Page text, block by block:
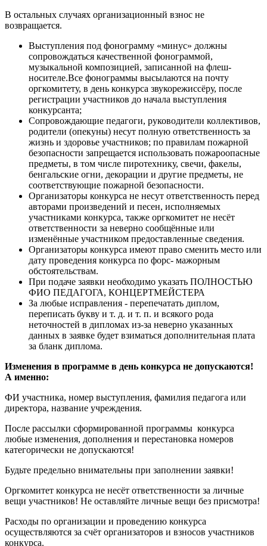
В остальных случаях организационный взнос не
возвращается.
Выступления под фонограмму «минус» должны
сопровождаться качественной фонограммой,
музыкальной композицией, записанной на флеш-
носителе.Все фонограммы высылаются на почту
оргкомитету, в день конкурса звукорежиссёру, после
регистрации участников до начала выступления
конкурсанта;
Сопровождающие педагоги, руководители коллективов,
родители (опекуны) несут полную ответственность за
жизнь и здоровье участников; по правилам пожарной
безопасности запрещается использовать пожароопасные
предметы, в том числе пиротехнику, свечи, факелы,
бенгальские огни, декорации и другие предметы, не
соответствующие пожарной безопасности.
Организаторы конкурса не несут ответственность перед
авторами произведений и песен, исполняемых
участниками конкурса, также оргкомитет не несёт
ответственности за неверно сообщённые или
изменённые участником предоставленные сведения.
Организаторы конкурса имеют право сменить место или
дату проведения конкурса по форс- мажорным
обстоятельствам.
При подаче заявки необходимо указать ПОЛНОСТЬЮ
ФИО ПЕДАГОГА, КОНЦЕРТМЕЙСТЕРА
За любые исправления - перепечатать диплом,
переписать букву и т. д. и т. п. и всякого рода
неточностей в дипломах из-за неверно указанных
данных в заявке будет взиматься дополнительная плата
за бланк диплома.
Изменения в программе в день конкурса не допускаются!
А именно:
ФИ участника, номер выступления, фамилия педагога или
директора, название учреждения.
После рассылки сформированной программы конкурса
любые изменения, дополнения и перестановка номеров
категорически не допускаются!
Будьте предельно внимательны при заполнении заявки!
Оргкомитет конкурса не несёт ответственности за личные
вещи участников! Не оставляйте личные вещи без присмотра!
Расходы по организации и проведению конкурса
осуществляются за счёт организаторов и взносов участников
конкурса.